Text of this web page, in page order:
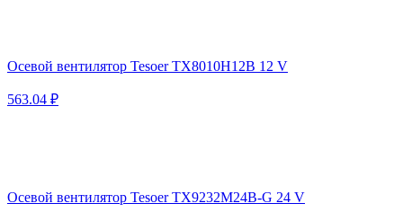
Осевой вентилятор Tesoer TX8010H12B 12 V
563.04 ₽
Осевой вентилятор Tesoer TX9232M24B-G 24 V